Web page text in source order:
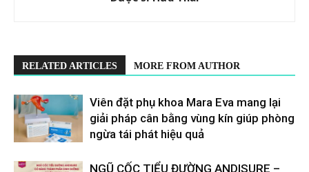
RELATED ARTICLES MORE FROM AUTHOR
Viên đặt phụ khoa Mara Eva mang lại
giải pháp cân bằng vùng kín giúp phòng
ngừa tái phát hiệu quả
​​NGŨ CỐC TIỂU ĐƯỜNG ANDISURE –